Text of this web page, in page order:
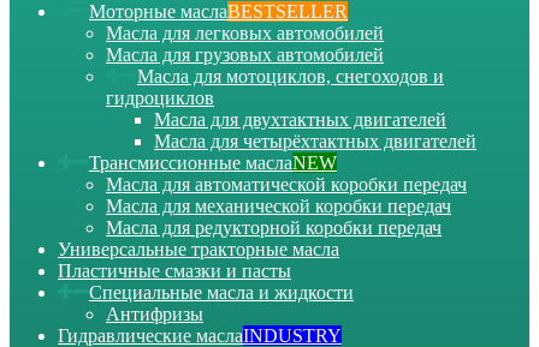
Моторные маслаBESTSELLER
Масла для легковых автомобилей
Масла для грузовых автомобилей
Масла для мотоциклов, снегоходов и
гидроциклов
Масла для двухтактных двигателей
Масла для четырёхтактных двигателей
Трансмиссионные маслаNEW
Масла для автоматической коробки передач
Масла для механической коробки передач
Масла для редукторной коробки передач
Универсальные тракторные масла
Пластичные смазки и пасты
Специальные масла и жидкости
Антифризы
Гидравлические маслаINDUSTRY